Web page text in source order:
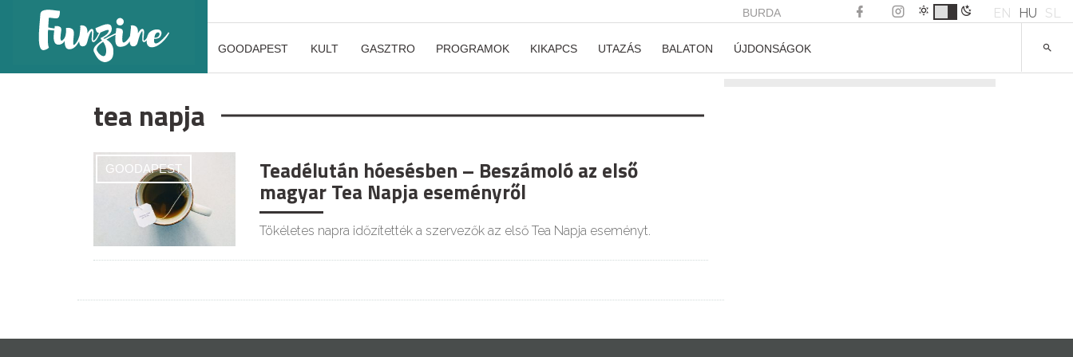
BURDA EN HU SL
GOODAPEST KULT GASZTRO PROGRAMOK KIKAPCS UTAZÁS BALATON ÚJDONSÁGOK
tea napja
GOODAPEST Teadélután hóesésben – Beszámoló az első
magyar Tea Napja eseményről
Tökéletes napra időzítették a szervezők az első Tea Napja eseményt.